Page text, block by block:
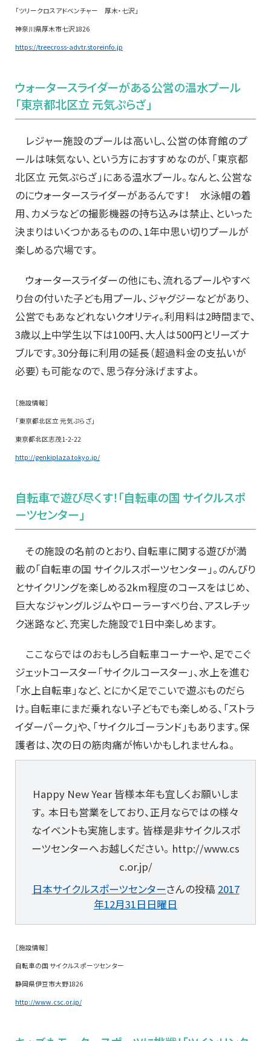
「ツリークロスアドベンチャー 厚木・七沢」
神奈川県厚木市七沢1826
https://treecross-advtr.storeinfo.jp
ウォータースライダーがある公営の温水プール
「東京都北区立 元気ぷらざ」
レジャー施設のプールは高いし、公営の体育館のプ
ールは味気ない、という方におすすめなのが、「東京都
北区立 元気ぷらざ」にある温水プール。なんと、公営な
のにウォータースライダーがあるんです！ 水泳帽の着
用、カメラなどの撮影機器の持ち込みは禁止、といった
決まりはいくつかあるものの、1年中思い切りプールが
楽しめる穴場です。
ウォータースライダーの他にも、流れるプールやすべ
り台の付いた子ども用プール、ジャグジーなどがあり、
公営でもあなどれないクオリティ。利用料は2時間まで、
3歳以上中学生以下は100円、大人は500円とリーズナ
ブルです。30分毎に利用の延長（超過料金の支払いが
必要）も可能なので、思う存分泳げますよ。
［施設情報］
「東京都北区立 元気ぷらざ」
東京都北区志茂1-2-22
http://genkiplaza.tokyo.jp/
自転車で遊び尽くす！「自転車の国 サイクルスポ
ーツセンター」
その施設の名前のとおり、自転車に関する遊びが満
載の「自転車の国 サイクルスポーツセンター」。のんびり
とサイクリングを楽しめる2km程度のコースをはじめ、
巨大なジャングルジムやローラーすべり台、アスレチッ
ク迷路など、充実した施設で1日中楽しめます。
ここならではのおもしろ自転車コーナーや、足でこぐ
ジェットコースター「サイクルコースター」、水上を進む
「水上自転車」など、とにかく足でこいで遊ぶものだら
け。自転車にまだ乗れない子どもでも楽しめる、「ストラ
イダーパーク」や、「サイクルゴーランド」もあります。保
護者は、次の日の筋肉痛が怖いかもしれませんね。
Happy New Year 皆様本年も宜しくお願いしま
す。 本日も営業をしており、正月ならではの様々
なイベントも実施します。 皆様是非サイクルスポ
ーツセンターへお越しください。 http://www.cs
c.or.jp/
日本サイクルスポーツセンターさんの投稿 2017
年12月31日日曜日
［施設情報］
自転車の国 サイクルスポーツセンター
静岡県伊豆市大野1826
http://www.csc.or.jp/